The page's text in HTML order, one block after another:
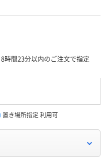
8時間23分以内のご注文で指定
置き場所指定 利用可